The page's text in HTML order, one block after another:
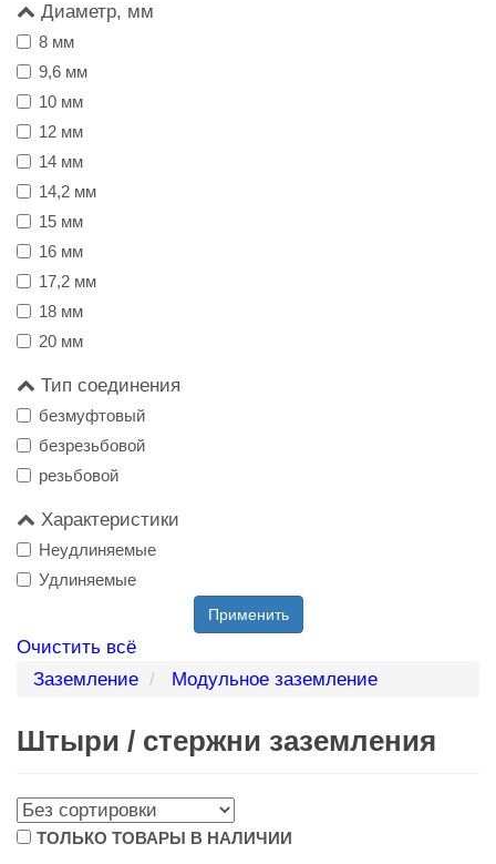
Диаметр, мм
8 мм
9,6 мм
10 мм
12 мм
14 мм
14,2 мм
15 мм
16 мм
17,2 мм
18 мм
20 мм
Тип соединения
безмуфтовый
безрезьбовой
резьбовой
Характеристики
Неудлиняемые
Удлиняемые
Применить
Очистить всё
Заземление
Модульное заземление
Штыри / стержни заземления
ТОЛЬКО ТОВАРЫ В НАЛИЧИИ